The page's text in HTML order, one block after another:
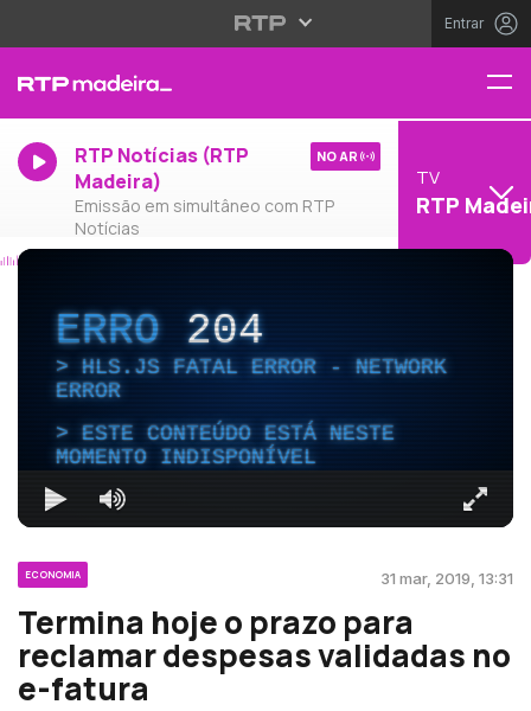
Entrar
RTP Notícias (RTP
Madeira)
Emissão em simultâneo com RTP
Notícias
NO AR
TV
RTP
ERRO204
HLS.JS FATAL ERROR - NETWORK
ERROR
ESTE CONTEÚDO ESTÁ NESTE
MOMENTO INDISPONÍVEL
ECONOMIA 31 mar, 2019, 13:31
Termina hoje o prazo para
reclamar despesas validadas no
e-fatura